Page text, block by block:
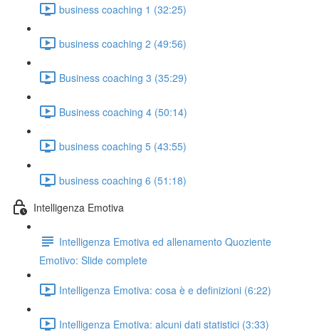
business coaching 1 (32:25)
business coaching 2 (49:56)
Business coaching 3 (35:29)
Business coaching 4 (50:14)
business coaching 5 (43:55)
business coaching 6 (51:18)
Intelligenza Emotiva
Intelligenza Emotiva ed allenamento Quoziente
Emotivo: Slide complete
Intelligenza Emotiva: cosa è e definizioni (6:22)
Intelligenza Emotiva: alcuni dati statistici (3:33)